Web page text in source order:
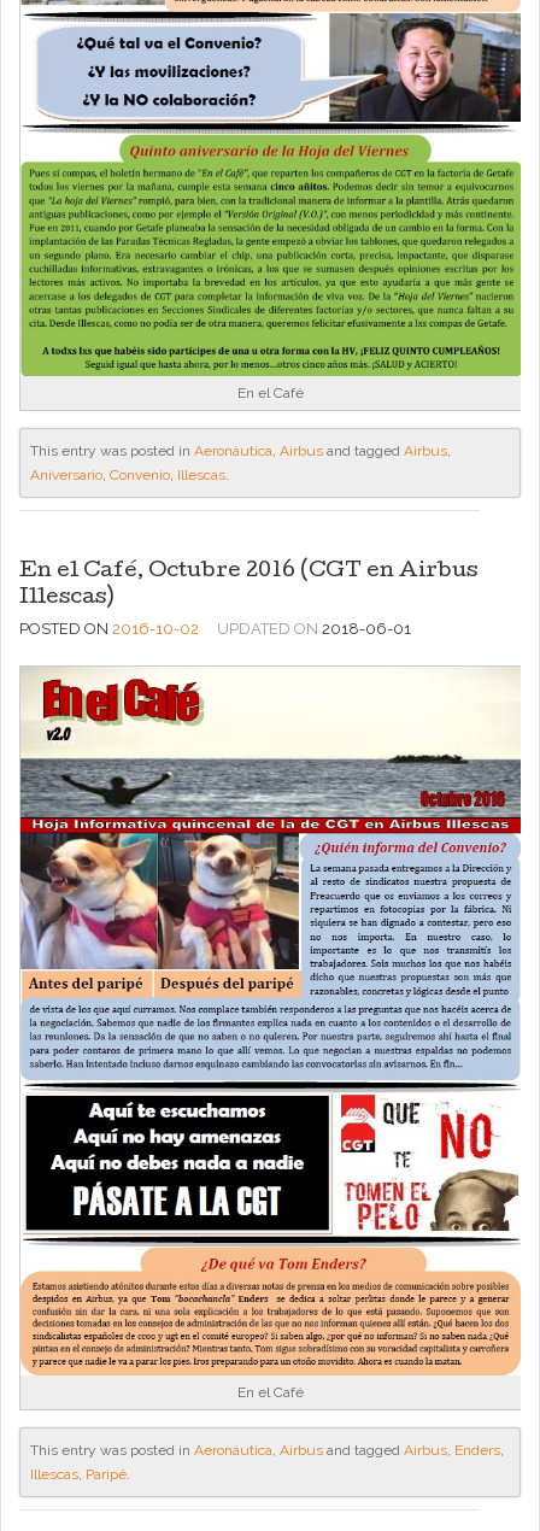
En el Café
This entry was posted in Aeronáutica, Airbus and tagged Airbus,
Aniversario, Convenio, Illescas.
En el Café, Octubre 2016 (CGT en Airbus
Illescas)
POSTED ON 2016-10-02 UPDATED ON 2018-06-01
En el Café
This entry was posted in Aeronáutica, Airbus and tagged Airbus, Enders,
Illescas, Paripé.